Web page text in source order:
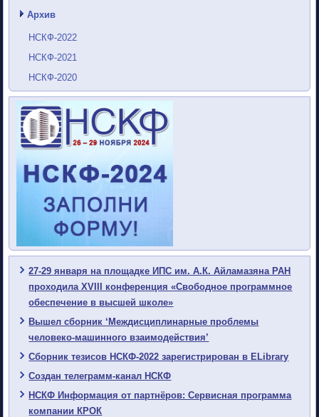
Архив
НСКФ-2022
НСКФ-2021
НСКФ-2020
27-29 января на площадке ИПС им. А.К. Айламазяна РАН
проходила XVIII конференция «Свободное программное
обеспечение в высшей школе»
Вышел сборник ‘Междисциплинарные проблемы
человеко-машинного взаимодействия’
Сборник тезисов НСКФ-2022 зарегистрирован в ELibrary
Создан телеграмм-канал НСКФ
НСКФ Информация от партнёров: Сервисная программа
компании КРОК